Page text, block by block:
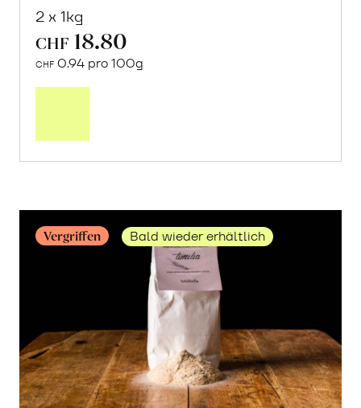
2 x 1kg
CHF 18.80
CHF 0.94 pro 100g
erfahren
Vergriffen Bald wieder erhältlich